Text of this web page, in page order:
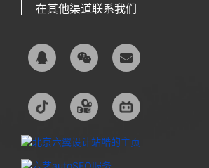
在其他渠道联系我们